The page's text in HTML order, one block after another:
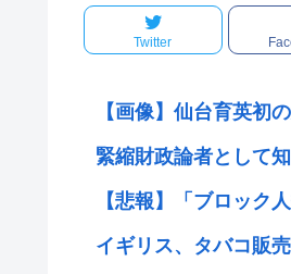
Twitter
【画像】仙台育英初
緊縮財政論者として
【悲報】「ブロック
イギリス、タバコ販